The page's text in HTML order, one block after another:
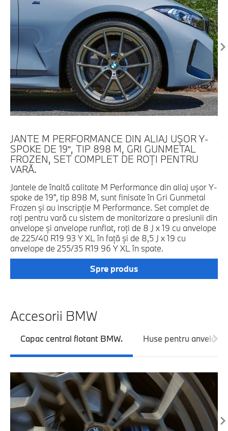
JANTE M PERFORMANCE DIN ALIAJ UŞOR Y-
SPOKE DE 19”, TIP 898 M, GRI GUNMETAL
FROZEN, SET COMPLET DE ROŢI PENTRU
VARĂ.
Jantele de înaltă calitate M Performance din aliaj uşor Y-
spoke de 19”, tip 898 M, sunt finisate în Gri Gunmetal
Frozen şi au inscripţie M Performance. Set complet de
roţi pentru vară cu sistem de monitorizare a presiunii din
anvelope şi anvelope runflat, roţi de 8 J x 19 cu anvelope
de 225/40 R19 93 Y XL în faţă şi de 8,5 J x 19 cu
anvelope de 255/35 R19 96 Y XL în spate.
Spre produs
Accesorii BMW
Capac central flotant BMW. Huse pentru